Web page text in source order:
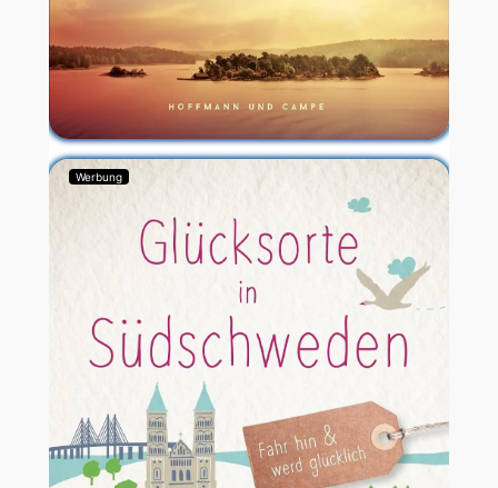
Werbung